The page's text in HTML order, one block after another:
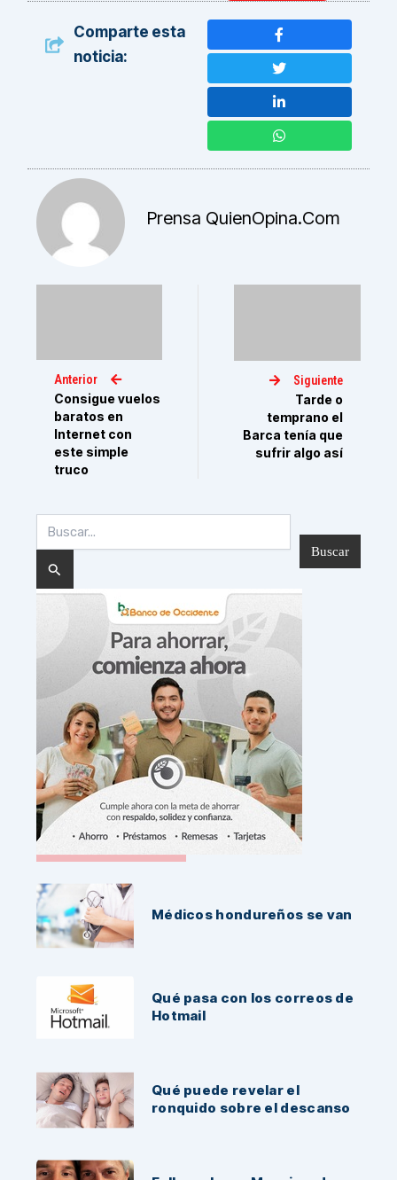
Comparte esta
noticia:
Prensa QuienOpina.com
Anterior
Consigue vuelos
baratos en
Internet con
este simple
truco
Siguiente
Tarde o
temprano el
Barca tenía que
sufrir algo así
por:
Noticias Recientes:
Médicos hondureños se van
Qué pasa con los correos de
Hotmail
Qué puede revelar el
ronquido sobre el descanso